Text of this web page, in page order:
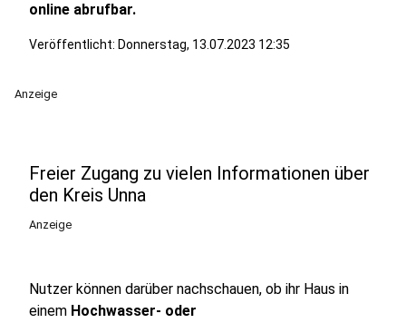
online abrufbar.
Veröffentlicht: Donnerstag, 13.07.2023 12:35
Anzeige
Freier Zugang zu vielen Informationen über
den Kreis Unna
Anzeige
Nutzer können darüber nachschauen, ob ihr Haus in
einem Hochwasser- oder